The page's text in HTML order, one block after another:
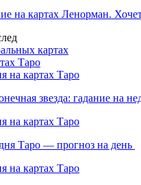
на картах Ленорман.
картах
Таро
на картах Таро
звезда: гадание на
на картах Таро
Таро — прогноз на день
на картах Таро